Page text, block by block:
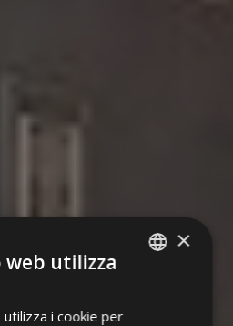
×
web utilizza
i cookie per